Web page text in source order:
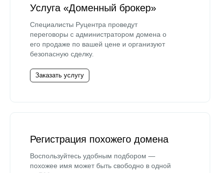
Услуга «Доменный брокер»
Специалисты Руцентра проведут
переговоры с администратором домена о
его продаже по вашей цене и организуют
безопасную сделку.
Заказать услугу
Регистрация похожего домена
Воспользуйтесь удобным подбором —
похожее имя может быть свободно в одной